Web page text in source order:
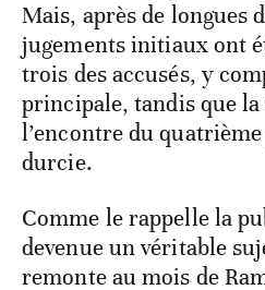
Mais, après de longues
jugements initiaux ont
trois des accusés, y
principale, tandis que la
l’encontre du
durcie.
Comme le rappelle la
devenue un véritable
remonte au mois de